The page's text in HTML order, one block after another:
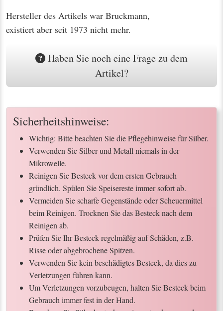
Hersteller des Artikels war Bruckmann,
existiert aber seit 1973 nicht mehr.
Haben Sie noch eine Frage zu dem
Artikel?
Sicherheitshinweise:
Wichtig: Bitte beachten Sie die Pflegehinweise für Silber.
Verwenden Sie Silber und Metall niemals in der
Mikrowelle.
Reinigen Sie Besteck vor dem ersten Gebrauch
gründlich. Spülen Sie Speisereste immer sofort ab.
Vermeiden Sie scharfe Gegenstände oder Scheuermittel
beim Reinigen. Trocknen Sie das Besteck nach dem
Reinigen ab.
Prüfen Sie Ihr Besteck regelmäßig auf Schäden, z.B.
Risse oder abgebrochene Spitzen.
Verwenden Sie kein beschädigtes Besteck, da dies zu
Verletzungen führen kann.
Um Verletzungen vorzubeugen, halten Sie Besteck beim
Gebrauch immer fest in der Hand.